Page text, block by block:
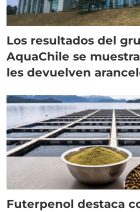
Los resultados del
AquaChile se
les devuelven
Futerpenol destaca